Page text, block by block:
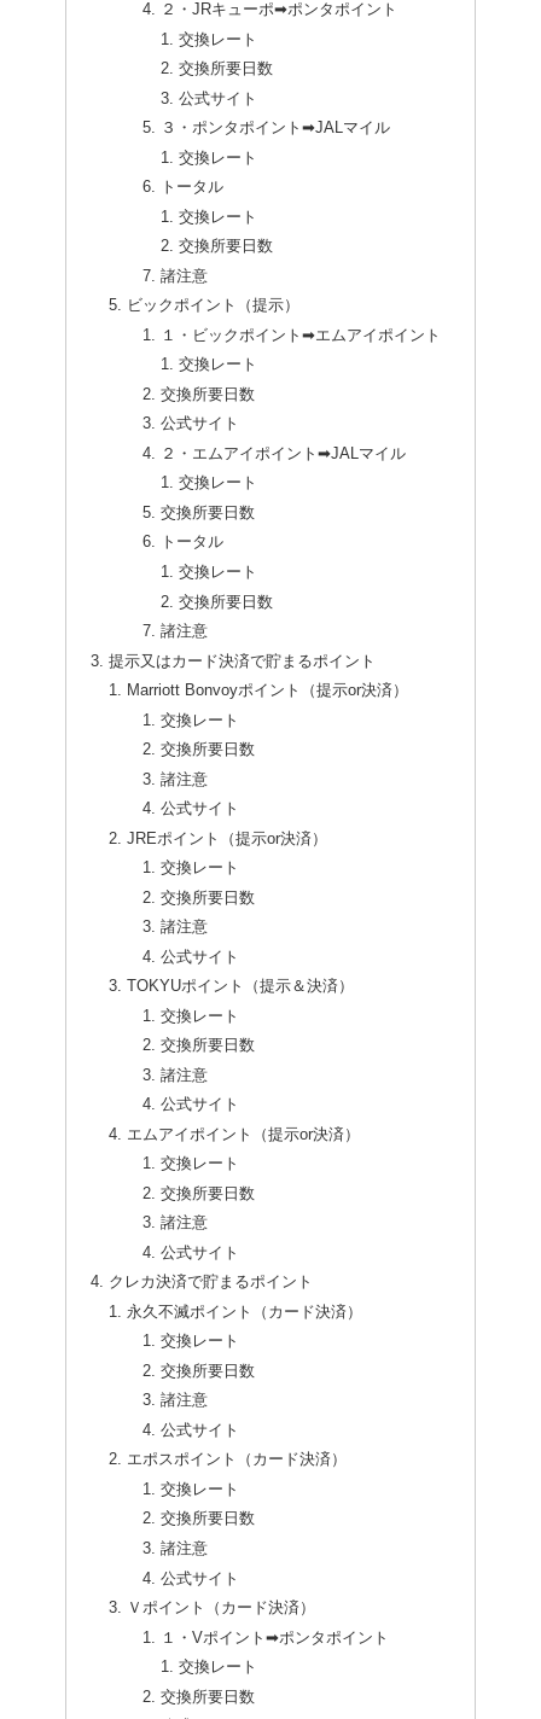
２・JRキューポ➡ポンタポイント
交換レート
交換所要日数
公式サイト
３・ポンタポイント➡JALマイル
交換レート
トータル
交換レート
交換所要日数
諸注意
ビックポイント（提示）
１・ビックポイント➡エムアイポイント
交換レート
交換所要日数
公式サイト
２・エムアイポイント➡JALマイル
交換レート
交換所要日数
トータル
交換レート
交換所要日数
諸注意
提示又はカード決済で貯まるポイント
Marriott Bonvoyポイント（提示or決済）
交換レート
交換所要日数
諸注意
公式サイト
JREポイント（提示or決済）
交換レート
交換所要日数
諸注意
公式サイト
TOKYUポイント（提示＆決済）
交換レート
交換所要日数
諸注意
公式サイト
エムアイポイント（提示or決済）
交換レート
交換所要日数
諸注意
公式サイト
クレカ決済で貯まるポイント
永久不滅ポイント（カード決済）
交換レート
交換所要日数
諸注意
公式サイト
エポスポイント（カード決済）
交換レート
交換所要日数
諸注意
公式サイト
Ｖポイント（カード決済）
１・Vポイント➡ポンタポイント
交換レート
交換所要日数